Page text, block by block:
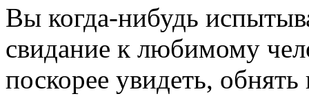
Вы когда-нибудь
свидание к любимому
поскорее увидеть,